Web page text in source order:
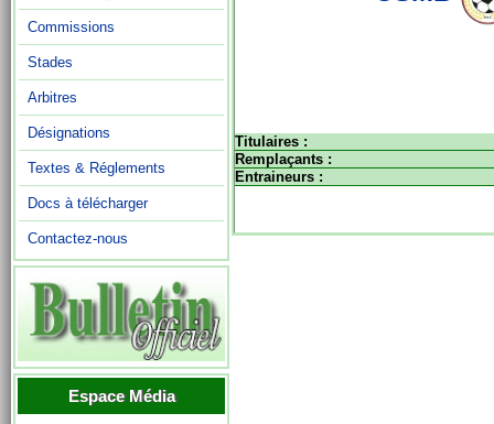
Commissions
Stades
Arbitres
Désignations
Textes & Réglements
Docs à télécharger
Contactez-nous
Espace Média
Titulaires :
Remplaçants :
Entraineurs :